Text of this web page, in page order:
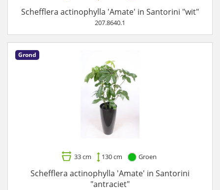
Schefflera actinophylla 'Amate' in Santorini "wit"
207.8640.1
Grond
33 cm 130 cm Groen
Schefflera actinophylla 'Amate' in Santorini
"antraciet"